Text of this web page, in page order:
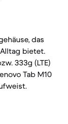
das
bietet.
333g (LTE)
Tab M10